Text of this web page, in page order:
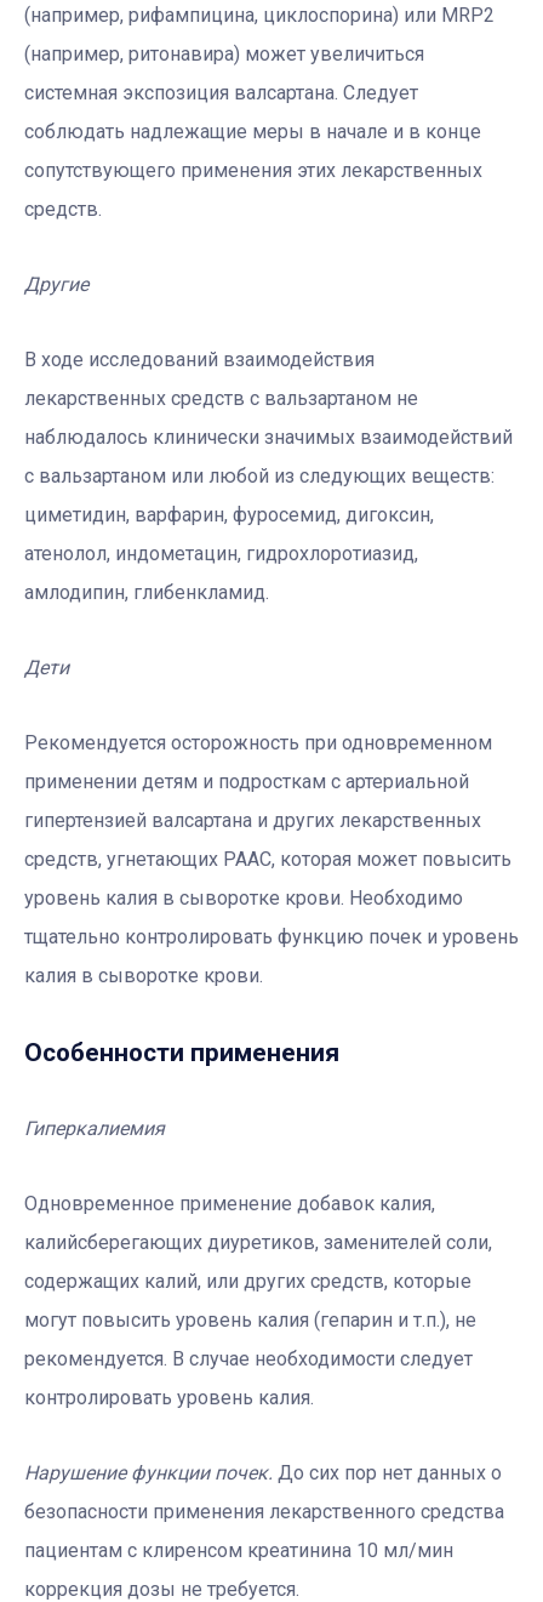
(например, рифампицина, циклоспорина) или MRP2
(например, ритонавира) может увеличиться
системная экспозиция валсартана. Следует
соблюдать надлежащие меры в начале и в конце
сопутствующего применения этих лекарственных
средств.
Другие
В ходе исследований взаимодействия
лекарственных средств с вальзартаном не
наблюдалось клинически значимых взаимодействий
с вальзартаном или любой из следующих веществ:
циметидин, варфарин, фуросемид, дигоксин,
атенолол, индометацин, гидрохлоротиазид,
амлодипин, глибенкламид.
Дети
Рекомендуется осторожность при одновременном
применении детям и подросткам с артериальной
гипертензией валсартана и других лекарственных
средств, угнетающих РААС, которая может повысить
уровень калия в сыворотке крови. Необходимо
тщательно контролировать функцию почек и уровень
калия в сыворотке крови.
Особенности применения
Гиперкалиемия
Одновременное применение добавок калия,
калийсберегающих диуретиков, заменителей соли,
содержащих калий, или других средств, которые
могут повысить уровень калия (гепарин и т.п.), не
рекомендуется. В случае необходимости следует
контролировать уровень калия.
Нарушение функции почек. До сих пор нет данных о
безопасности применения лекарственного средства
пациентам с клиренсом креатинина 10 мл/мин
коррекция дозы не требуется.